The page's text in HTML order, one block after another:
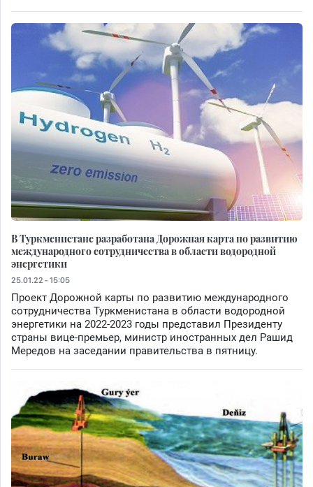
В Туркменистане разработана Дорожная карта по развитию
международного сотрудничества в области водородной
энергетики
25.01.22 - 15:05
Проект Дорожной карты по развитию международного
сотрудничества Туркменистана в области водородной
энергетики на 2022-2023 годы представил Президенту
страны вице-премьер, министр иностранных дел Рашид
Мередов на заседании правительства в пятницу.